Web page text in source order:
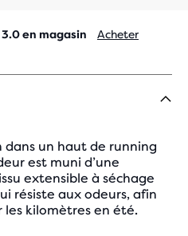
en magasin
Acheter
dans un haut de running
est muni d’une
extensible à séchage
résiste aux odeurs, afin
les kilomètres en été.